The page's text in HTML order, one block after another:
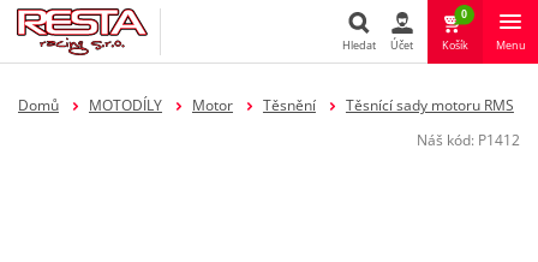
Hledat
Hledat Účet
0
Košík Menu
Domů MOTODÍLY Motor Těsnění
Těsnící sady motoru RMS
Náš kód: P1412